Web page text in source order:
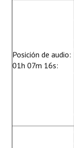
Posición de audio:
01h 07m 16s: